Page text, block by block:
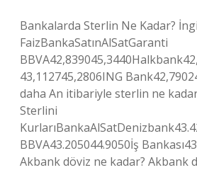
Bankalarda Sterlin Ne Kadar?
FaizBankaSatınAlSatGaranti
43,112745,2806ING
daha An itibariyle sterlin ne
Sterlini
BBVA43.205044.9050İş
Akbank döviz ne kadar? Akbank